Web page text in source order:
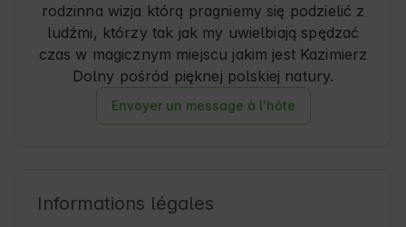
rodzinna wizja którą pragniemy się podzielić z
ludźmi, którzy tak jak my uwielbiają spędzać
czas w magicznym miejscu jakim jest Kazimierz
Dolny pośród pięknej polskiej natury.
Envoyer un message à l'hôte
Informations légales